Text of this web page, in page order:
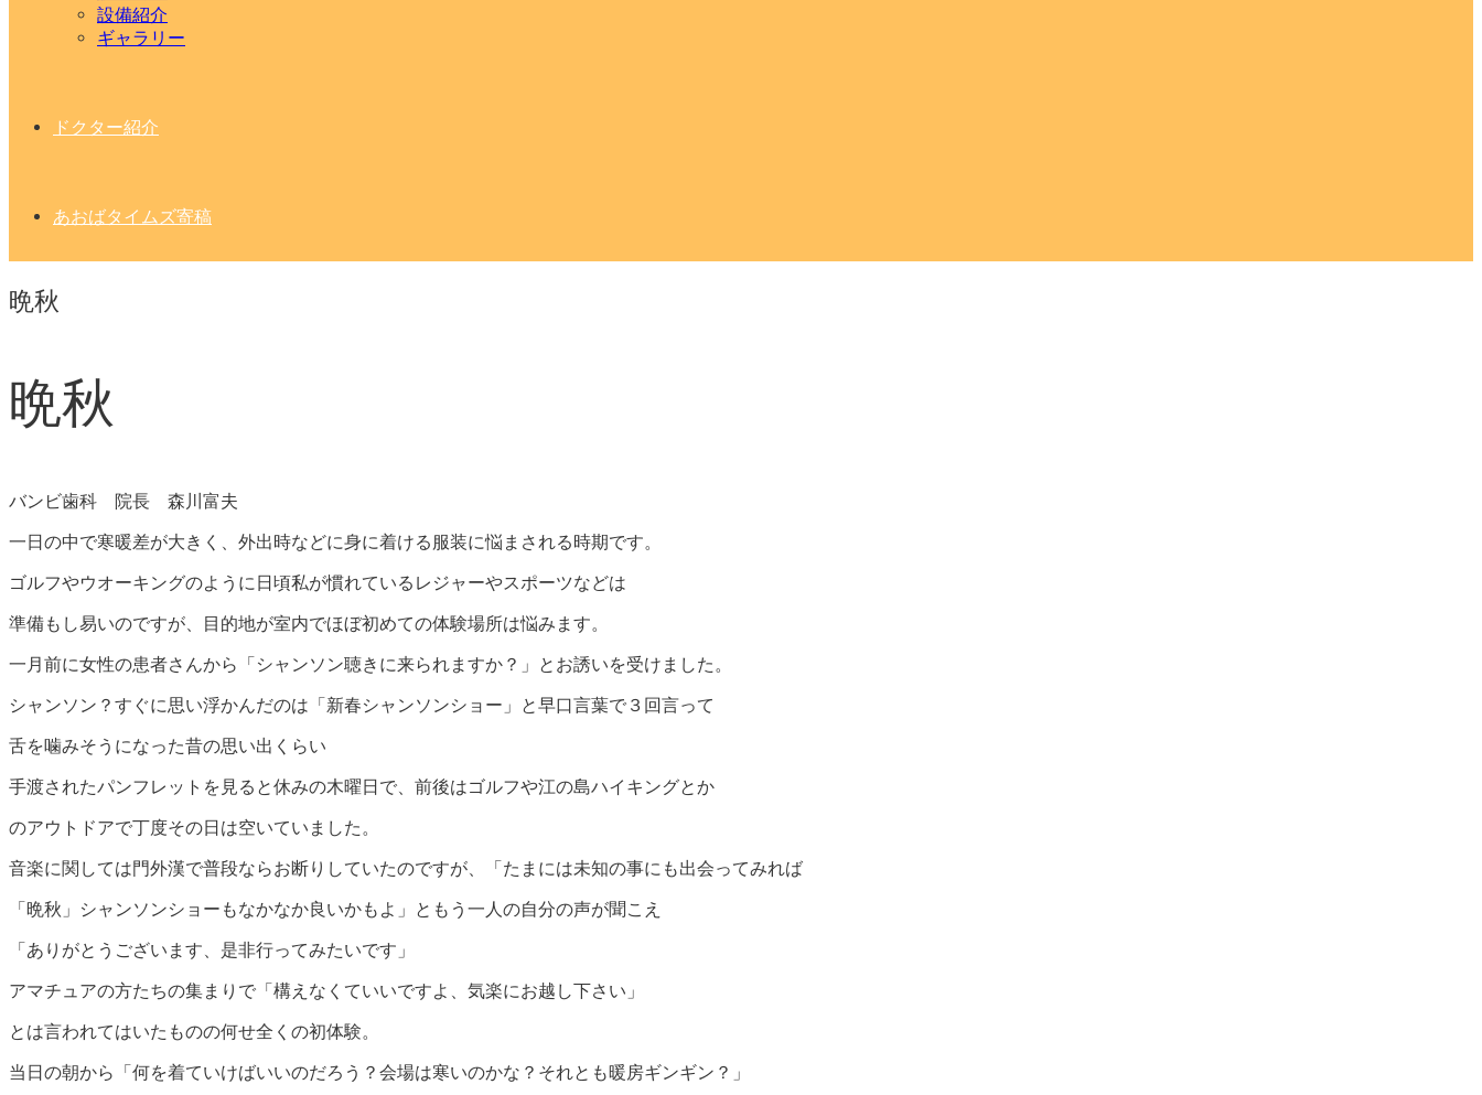
設備紹介
ギャラリー
ドクター紹介
あおばタイムズ寄稿
晩秋
晩秋
バンビ歯科 院長 森川富夫
一日の中で寒暖差が大きく、外出時などに身に着ける服装に悩まされる時期です。
ゴルフやウオーキングのように日頃私が慣れているレジャーやスポーツなどは
準備もし易いのですが、目的地が室内でほぼ初めての体験場所は悩みます。
一月前に女性の患者さんから「シャンソン聴きに来られますか？」とお誘いを受けました。
シャンソン？すぐに思い浮かんだのは「新春シャンソンショー」と早口言葉で３回言って
舌を噛みそうになった昔の思い出くらい
手渡されたパンフレットを見ると休みの木曜日で、前後はゴルフや江の島ハイキングとか
のアウトドアで丁度その日は空いていました。
音楽に関しては門外漢で普段ならお断りしていたのですが、「たまには未知の事にも出会ってみれば
「晩秋」シャンソンショーもなかなか良いかもよ」ともう一人の自分の声が聞こえ
「ありがとうございます、是非行ってみたいです」
アマチュアの方たちの集まりで「構えなくていいですよ、気楽にお越し下さい」
とは言われてはいたものの何せ全くの初体験。
当日の朝から「何を着ていけばいいのだろう？会場は寒いのかな？それとも暖房ギンギン？」